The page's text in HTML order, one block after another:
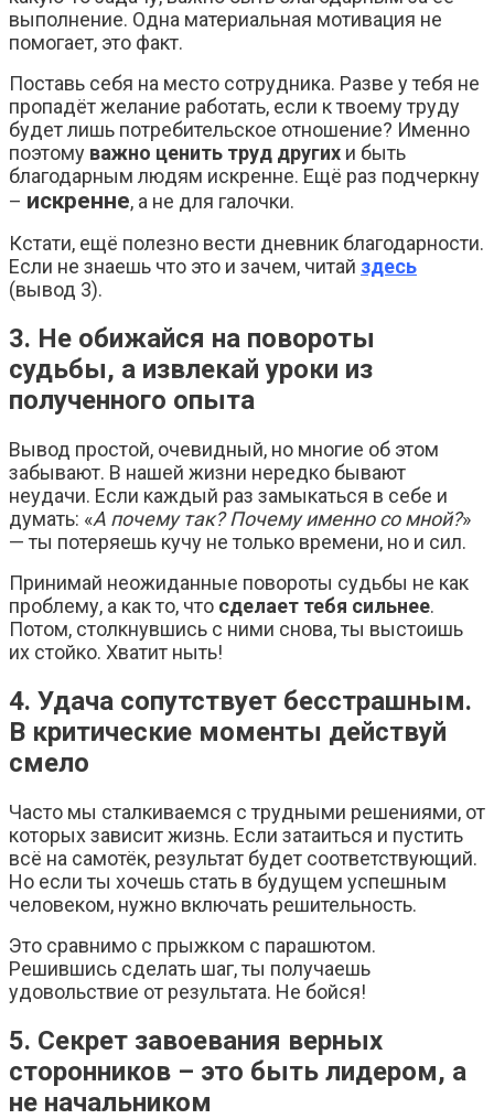
выполнение. Одна материальная мотивация не
помогает, это факт.
Поставь себя на место сотрудника. Разве у тебя не
пропадёт желание работать, если к твоему труду
будет лишь потребительское отношение? Именно
поэтому важно ценить труд других и быть
благодарным людям искренне. Ещё раз подчеркну
– искренне, а не для галочки.
Кстати, ещё полезно вести дневник благодарности.
Если не знаешь что это и зачем, читай здесь
(вывод 3).
3. Не обижайся на повороты
судьбы, а извлекай уроки из
полученного опыта
Вывод простой, очевидный, но многие об этом
забывают. В нашей жизни нередко бывают
неудачи. Если каждый раз замыкаться в себе и
думать: «А почему так? Почему именно со мной?»
— ты потеряешь кучу не только времени, но и сил.
Принимай неожиданные повороты судьбы не как
проблему, а как то, что сделает тебя сильнее.
Потом, столкнувшись с ними снова, ты выстоишь
их стойко. Хватит ныть!
4. Удача сопутствует бесстрашным.
В критические моменты действуй
смело
Часто мы сталкиваемся с трудными решениями, от
которых зависит жизнь. Если затаиться и пустить
всё на самотёк, результат будет соответствующий.
Но если ты хочешь стать в будущем успешным
человеком, нужно включать решительность.
Это сравнимо с прыжком с парашютом.
Решившись сделать шаг, ты получаешь
удовольствие от результата. Не бойся!
5. Секрет завоевания верных
сторонников – это быть лидером, а
не начальником